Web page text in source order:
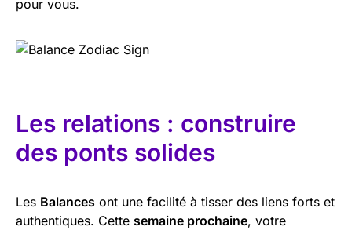
pour vous.
Les relations : construire
des ponts solides
Les Balances ont une facilité à tisser des liens forts et
authentiques. Cette semaine prochaine, votre